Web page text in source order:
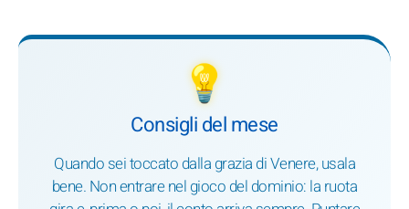
💡
Consigli del mese
Quando sei toccato dalla grazia di Venere, usala
bene. Non entrare nel gioco del dominio: la ruota